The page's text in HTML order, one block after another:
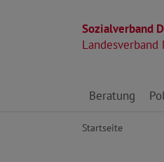
Sozialverband
Direkt zu den
Beratung
Startseite